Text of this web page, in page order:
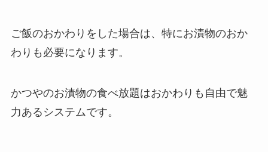
ご飯のおかわりをした場合は、特にお漬物のおか
わりも必要になります。
かつやのお漬物の食べ放題はおかわりも自由で魅
力あるシステムです。